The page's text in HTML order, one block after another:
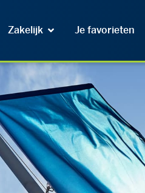
Zakelijk Je favorieten